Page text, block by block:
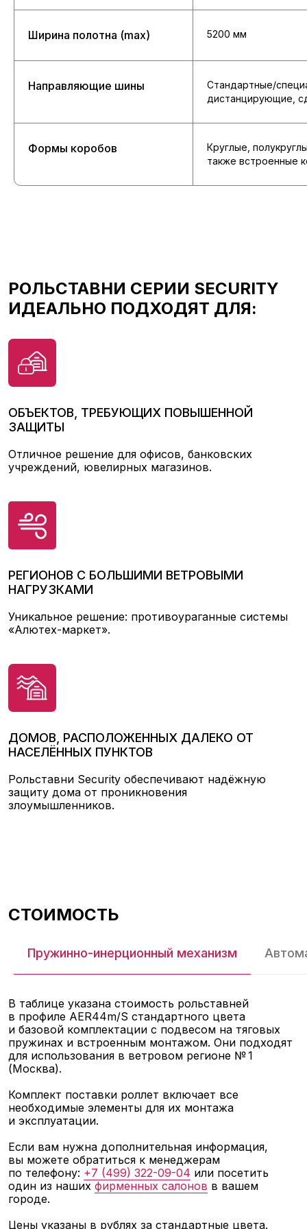
Ширина полотна (max) 5200 мм
Направляющие шины
Стандартные/
дистанцирующие,
Формы коробов
Круглые,
также встроенные
РОЛЬСТАВНИ СЕРИИ SECURITY
ИДЕАЛЬНО ПОДХОДЯТ ДЛЯ:
ОБЪЕКТОВ, ТРЕБУЮЩИХ ПОВЫШЕННОЙ
ЗАЩИТЫ
Отличное решение для офисов, банковских
учреждений, ювелирных магазинов.
РЕГИОНОВ С БОЛЬШИМИ ВЕТРОВЫМИ
НАГРУЗКАМИ
Уникальное решение: противоураганные системы
«Алютех-маркет».
ДОМОВ, РАСПОЛОЖЕННЫХ ДАЛЕКО ОТ
НАСЕЛЁННЫХ ПУНКТОВ
Рольставни Security обеспечивают надёжную
защиту дома от проникновения
злоумышленников.
СТОИМОСТЬ
Пружинно-инерционный механизм
В таблице указана стоимость рольставней
в профиле AER44m/S стандартного цвета
и базовой комплектации с подвесом на тяговых
пружинах и встроенным монтажом. Они подходят
для использования в ветровом регионе № 1
(Москва).
Комплект поставки роллет включает все
необходимые элементы для их монтажа
и эксплуатации.
Если вам нужна дополнительная информация,
вы можете обратиться к менеджерам
по телефону: +7 (499) 322-09-04 или посетить
один из наших фирменных салонов в вашем
городе.
Цены указаны в рублях за стандартные цвета.
Пенозаполненный для звукоизоляции
и экструдированный с повышенной
ПОКРЫТИЕ
Для покрытия используется двухслойная
краска, которая может быть как
стандартной, так и специальной (угловой,
дистанционной или сдвоенной).
ФОРМЫ КОРОБА
Пять форм защитных коробов:
скрытые.